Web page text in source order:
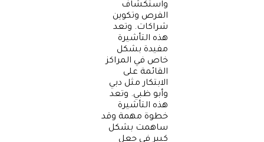
واستكشاف
الفرص وتكوين
شراكات. وتعد
هذه التأشيرة
مفيدة بشكل
خاص في المراكز
القائمة على
الابتكار مثل دبي
وأبو ظبي. وتعد
هذه التأشيرة
خطوة مهمة وقد
ساهمت بشكل
كبير في جعل